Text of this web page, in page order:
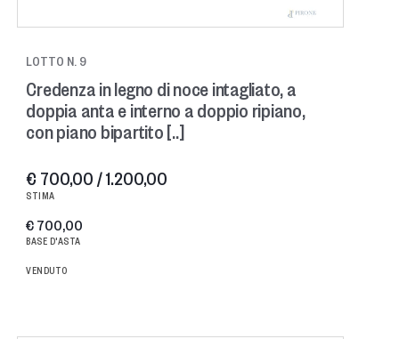
LOTTO N. 9
Credenza in legno di noce intagliato, a
doppia anta e interno a doppio ripiano,
con piano bipartito [..]
€ 700,00 / 1.200,00
STIMA
€ 700,00
BASE D'ASTA
VENDUTO